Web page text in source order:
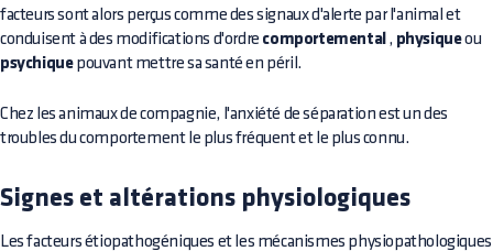
facteurs sont alors perçus comme des signaux d'alerte par l'animal et
conduisent à des modifications d'ordre comportemental , physiqueou
psychiquepouvant mettre sa santé en péril.
Chez les animaux de compagnie, l'anxiété de séparation est un des
troubles du comportement le plus fréquent et le plus connu.
Signes et altérations physiologiques
Les facteurs étiopathogéniques et les mécanismes physiopathologiques